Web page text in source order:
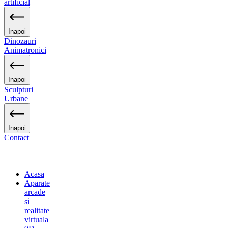
artificial
Inapoi
Dinozauri
Animatronici
Inapoi
Sculpturi
Urbane
Inapoi
Contact
Acasa
Aparate
arcade
si
realitate
virtuala